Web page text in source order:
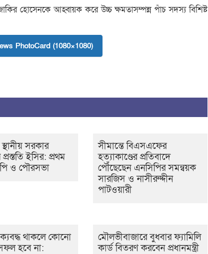
হোসেনকে আহ্বায়ক করে উচ্চ ক্ষমতাসম্পন্ন পাঁচ সদস্য বিশিষ্ট
PhotoCard (1080×1080)
সরকার
প্রস্ততি ইসির: প্রথম
ও পৌরসভা
সীমান্তে বিএসএফের
হত্যাকাণ্ডের প্রতিবাদে
পৌঁছেছেন এনসিপির সমন্বয়ক
সারজিস ও নাসীরুদ্দীন
পাটওয়ারী
থাকলে কোনো
হবে না:
মৌলভীবাজারে বুধবার ফ্যামিলি
কার্ড বিতরণ করবেন প্রধানমন্ত্রী